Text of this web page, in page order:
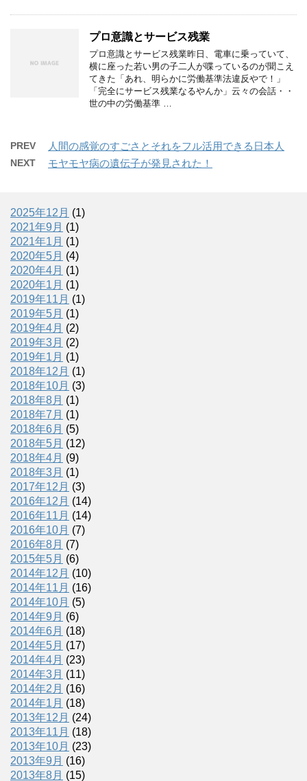
プロ意識とサービス残業
プロ意識とサービス残業昨日、電車に乗っていて、
横に座った若い男の子二人が喋っているのが聞こえ
てきた「あれ、明らかに労働基準法違反やで！」
「完全にサービス残業なるやんか」云々の会話・・
世の中の労働基準 …
PREV 人間の感覚のすごさとそれをフル活用できる日本人
NEXT モヤモヤ病の遺伝子が発見された！
2025年12月 (1)
2021年9月 (1)
2021年1月 (1)
2020年5月 (4)
2020年4月 (1)
2020年1月 (1)
2019年11月 (1)
2019年5月 (1)
2019年4月 (2)
2019年3月 (2)
2019年1月 (1)
2018年12月 (1)
2018年10月 (3)
2018年8月 (1)
2018年7月 (1)
2018年6月 (5)
2018年5月 (12)
2018年4月 (9)
2018年3月 (1)
2017年12月 (3)
2016年12月 (14)
2016年11月 (14)
2016年10月 (7)
2016年8月 (7)
2015年5月 (6)
2014年12月 (10)
2014年11月 (16)
2014年10月 (5)
2014年9月 (6)
2014年6月 (18)
2014年5月 (17)
2014年4月 (23)
2014年3月 (11)
2014年2月 (16)
2014年1月 (18)
2013年12月 (24)
2013年11月 (18)
2013年10月 (23)
2013年9月 (16)
2013年8月 (15)